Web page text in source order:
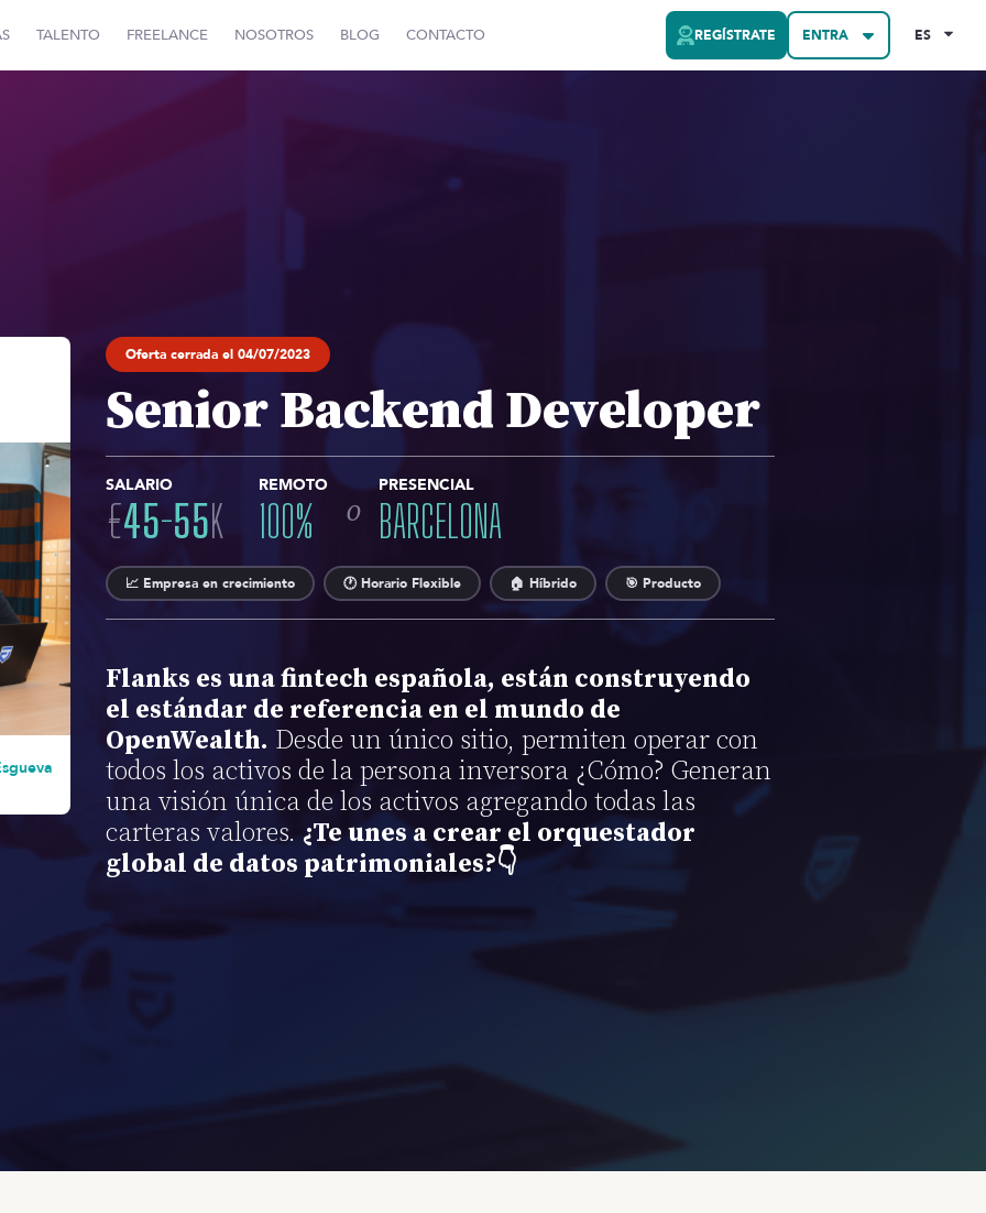
TALENTO FREELANCE NOSOTROS BLOG CONTACTO REGÍSTRATE ENTRA ES
Oferta cerrada el 04/07/2023
Senior Backend Developer
SALARIO
€45-55K
REMOTO
100% o
PRESENCIAL
BARCELONA
📈 Empresa en crecimiento 🕐 Horario Flexible 🏠 Híbrido 🎯 Producto
Flanks es una fintech española, están construyendo
el estándar de referencia en el mundo de
OpenWealth. Desde un único sitio, permiten operar con
todos los activos de la persona inversora ¿Cómo? Generan
una visión única de los activos agregando todas las
carteras valores. ¿Te unes a crear el orquestador
global de datos patrimoniales?👇